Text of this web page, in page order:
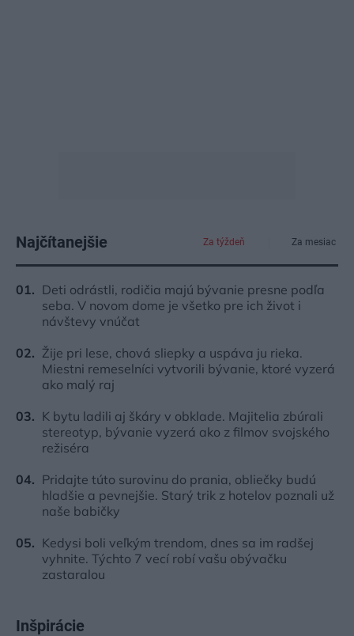
Najčítanejšie Za týždeň Za mesiac
Deti odrástli, rodičia majú bývanie presne podľa
seba. V novom dome je všetko pre ich život i
návštevy vnúčat
Žije pri lese, chová sliepky a uspáva ju rieka.
Miestni remeselníci vytvorili bývanie, ktoré vyzerá
ako malý raj
K bytu ladili aj škáry v obklade. Majitelia zbúrali
stereotyp, bývanie vyzerá ako z filmov svojského
režiséra
Pridajte túto surovinu do prania, obliečky budú
hladšie a pevnejšie. Starý trik z hotelov poznali už
naše babičky
Kedysi boli veľkým trendom, dnes sa im radšej
vyhnite. Týchto 7 vecí robí vašu obývačku
zastaralou
Inšpirácie